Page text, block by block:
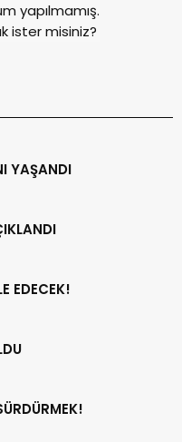
yapılmamış.
ister misiniz?
YAŞANDI
EDECEK!